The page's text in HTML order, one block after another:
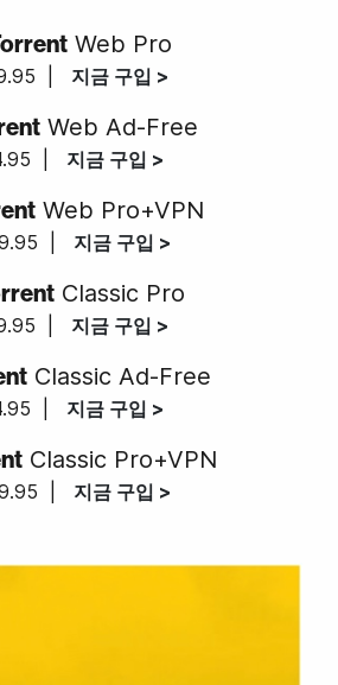
Web Pro
지금 구입 >
Web Ad-Free
지금 구입 >
Web Pro+VPN
지금 구입 >
Classic Pro
지금 구입 >
Classic Ad-Free
지금 구입 >
Classic Pro+VPN
지금 구입 >